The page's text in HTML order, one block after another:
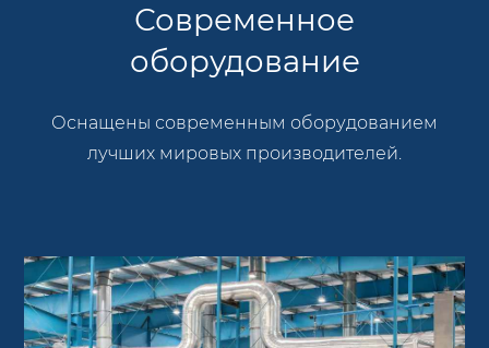
Современное
оборудование
Оснащены современным оборудованием
лучших мировых производителей.